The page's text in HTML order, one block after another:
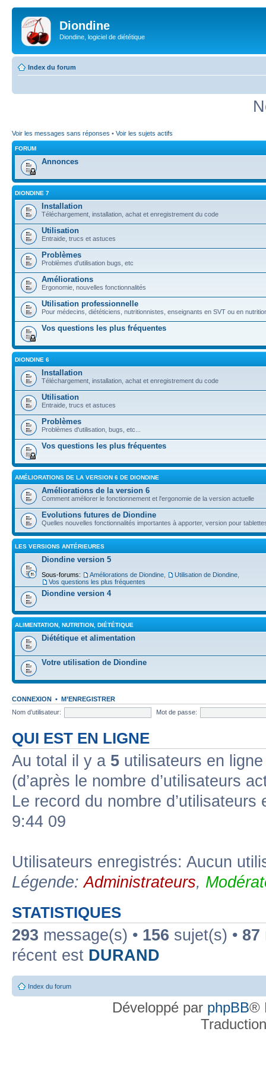
Diondine
Diondine, logiciel de diététique
Index du forum
Voir les messages sans réponses • Voir les sujets actifs
FORUM
Annonces
DIONDINE 7
Installation
Téléchargement, installation, achat et enregistrement du code
Utilisation
Entraide, trucs et astuces
Problèmes
Problèmes d'utilisation bugs, etc
Améliorations
Ergonomie, nouvelles fonctionnalités
Utilisation professionnelle
Pour médecins, diététiciens, nutritionnistes, enseignants en SVT ou en
Vos questions les plus fréquentes
DIONDINE 6
Installation
Téléchargement, installation, achat et enregistrement du code
Utilisation
Entraide, trucs et astuces
Problèmes
Problèmes d'utilisation, bugs, etc...
Vos questions les plus fréquentes
AMÉLIORATIONS DE LA VERSION 6 DE DIONDINE
Améliorations de la version 6
Comment améliorer le fonctionnement et l'ergonomie de la version actuelle
Evolutions futures de Diondine
Quelles nouvelles fonctionnalités importantes à apporter, version pour
LES VERSIONS ANTÉRIEURES
Diondine version 5
Sous-forums: Améliorations de Diondine Utilisation de Diondine
Vos questions les plus fréquentes
Diondine version 4
ALIMENTATION, NUTRITION, DIÉTÉTIQUE
Diététique et alimentation
Votre utilisation de Diondine
CONNEXION • M’ENREGISTRER
Nom d’utilisateur:
Mot de passe:
QUI EST EN LIGNE
Au total il y a 5 utilisateurs en
(d’après le nombre d’utilisateurs
Le record du nombre
9:44 09
Utilisateurs enregistrés: Aucun
Légende:Administrateurs,
STATISTIQUES
293 message(s) • 156 sujet(s) • 87
récent est DURAND
Index du forum
Développé par phpBB®